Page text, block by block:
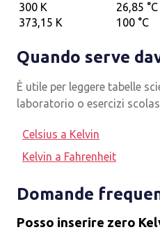
300 K
26,85 °C
373,15 K
100 °C
Quando serve
È utile per leggere tabelle
laboratorio o esercizi
Celsius a Kelvin
Kelvin a Fahrenheit
Domande
Posso inserire zero